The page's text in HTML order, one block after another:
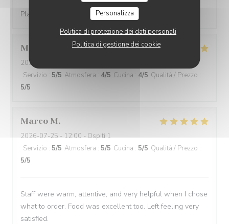
Personalizza
Politica di protezione dei dati personali
Politica di gestione dei cookie
Plats et desserts excellents! Service très agréable.
Mathieu
2026-07-29
Servizio : 5/5 Atmosfera : 4/5 Cucina : 4/5 Qualità / Prezzo :
5/5
Marco M
2026-07-25- 12:00 - Ospiti 1
Servizio : 5/5 Atmosfera : 5/5 Cucina : 5/5 Qualità / Prezzo :
5/5
Staff were warm, attentive, and very helpful when I chose
what to order. Food was excellent too. Left feeling very
satisfied.